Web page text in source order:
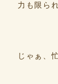
力も限ら
じゃぁ、